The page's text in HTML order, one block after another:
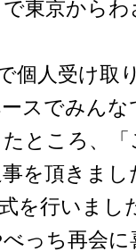
東京から
個人受け取
スでみんな
ところ、「
を頂きまし
を行いまし
っち再会